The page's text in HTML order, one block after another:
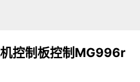
控制板控制MG996r